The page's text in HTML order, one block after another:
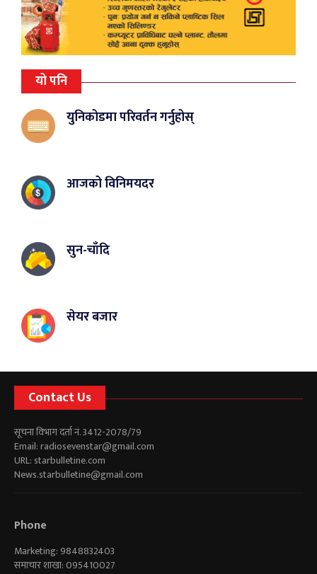
यो पनि
युनिकोडमा परिवर्तन गर्नुहोस्
आजको विनिमयदर
सुन-चाँदि
सेयर बजार
Contact Us
सूचना विभाग दर्ता नं. 3412-2078/79
Email:radiosevenstar@gmail.com
URL: starbulletine.com
News.starbulletine@gmail.com
Phone
Marketing: 9848832403
समाचार शाखा: 095410027